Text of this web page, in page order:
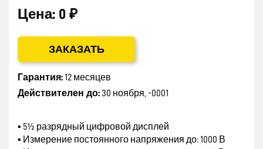
Цена: 0 ₽
ЗАКАЗАТЬ
Гарантия:12 месяцев
Действителен до: 30 ноября, -0001
▪ 5½ разрядный цифровой дисплей
▪ Измерение постоянного напряжения до: 1000 В